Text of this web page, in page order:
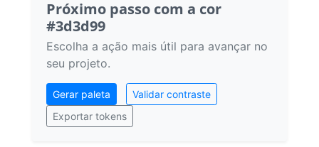
Próximo passo com a cor
#3d3d99
Escolha a ação mais útil para avançar no
seu projeto.
Gerar paleta
Validar contraste
Exportar tokens